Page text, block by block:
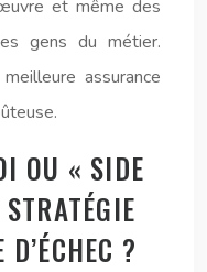
et même des
gens du métier.
assurance
OU « SIDE
?